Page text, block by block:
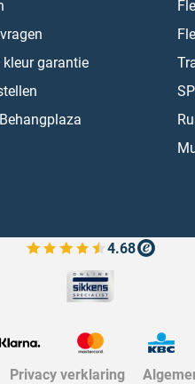
kleur garantie
4.68
Bekijk de verfplaza
Privacy verklaring